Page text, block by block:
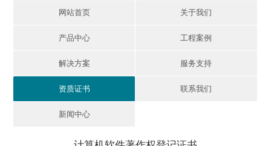
网站首页 关于我们
产品中心 工程案例
解决方案 服务支持
资质证书 联系我们
新闻中心